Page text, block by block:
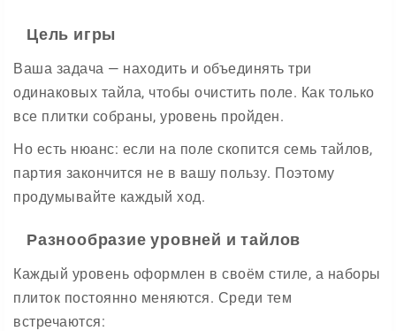
Цель игры
Ваша задача — находить и объединять три
одинаковых тайла, чтобы очистить поле. Как только
все плитки собраны, уровень пройден.
Но есть нюанс: если на поле скопится семь тайлов,
партия закончится не в вашу пользу. Поэтому
продумывайте каждый ход.
Разнообразие уровней и тайлов
Каждый уровень оформлен в своём стиле, а наборы
плиток постоянно меняются. Среди тем
встречаются: